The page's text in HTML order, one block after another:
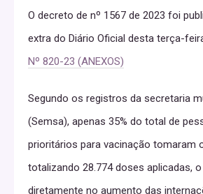
O decreto de nº 1567 de 2023 foi
extra do Diário Oficial desta terça-
Nº 820-23 (ANEXOS)
Segundo os registros da secretaria
(Semsa), apenas 35% do total de
prioritários para vacinação tomaram
totalizando 28.774 doses aplicadas,
diretamente no aumento das